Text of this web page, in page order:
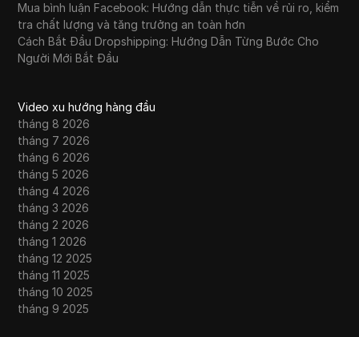
34
10 nền tảng lưu trữ mà các đại lý sử dụng để
quản lý nhiều trang web khách hàng
7 Trang Web Khảo Sát Tốt Nhất Thực Sự
36
2 Nền tảng để Kiếm Crypto Miễn Phí bằng
Cách Xem Video! Xem Quảng Cáo và Được
Trả Tiền
37
5 Công ty hợp pháp trả tiền | Nhận tiền để
xem video trực tuyến
38
10 Cách Kiếm Thẻ Quà Tặng Google Play
Miễn Phí (Phương Pháp THẬT)
39
Đăng nhập WhatsApp Web: Cách thiết lập,
khắc phục lỗi và mẹo bảo mật từng bước
Mua bình luận Facebook: Hướng dẫn thực tiễn về rủi ro, kiểm
tra chất lượng và tăng trưởng an toàn hơn
Cách Bắt Đầu Dropshipping: Hướng Dẫn Từng Bước Cho
Người Mới Bắt Đầu
Video xu hướng hàng đầu
tháng 8 2026
tháng 7 2026
tháng 6 2026
tháng 5 2026
tháng 4 2026
tháng 3 2026
tháng 2 2026
tháng 1 2026
tháng 12 2025
tháng 11 2025
tháng 10 2025
tháng 9 2025